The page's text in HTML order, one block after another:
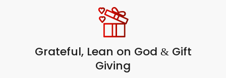
Grateful, Lean on God &Gift
Giving